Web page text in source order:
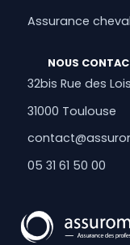
Assurance cheval
NOUS
32bis Rue des Lois
31000 Toulouse
05 31 61 50 00